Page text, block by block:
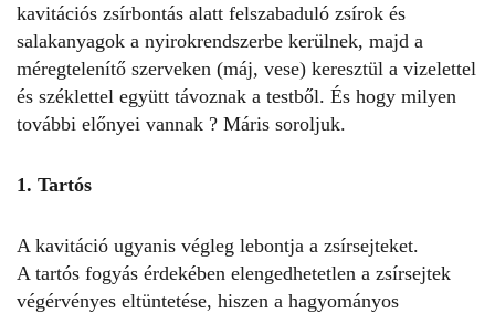
kavitációs zsírbontás alatt felszabaduló zsírok és
salakanyagok a nyirokrendszerbe kerülnek, majd a
méregtelenítő szerveken (máj, vese) keresztül a vizelettel
és széklettel együtt távoznak a testből. És hogy milyen
további előnyei vannak ? Máris soroljuk.
1. Tartós
A kavitáció ugyanis végleg lebontja a zsírsejteket.
A tartós fogyás érdekében elengedhetetlen a zsírsejtek
végérvényes eltüntetése, hiszen a hagyományos